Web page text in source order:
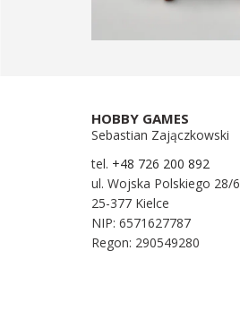
HOBBY GAMES
Sebastian Zajączkowski
tel. +48 726 200 892
ul. Wojska Polskiego 28/6
25-377 Kielce
NIP: 6571627787
Regon: 290549280